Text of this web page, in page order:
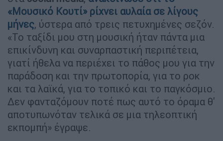
«Μουσικό Κουτί» ρίχνει αυλαία σε λίγους
μήνες, ύστερα από τρεις πετυχημένες σεζόν.
«Το ταξίδι μου στη μουσική ήταν πάντα μια
επικίνδυνη και συναρπαστική περιπέτεια,
γιατί ήθελα να περιέχει το πάθος μου για την
παράδοση και την πρωτοπορία, για το ροκ
και τα λαϊκά, για το τοπικό και το παγκόσμιο.
Δεν φανταζόμουν ποτέ πως αυτό το όραμα θ'
αποτυπωνόταν τελικά σε μια τηλεοπτική
εκπομπή» έγραψε.